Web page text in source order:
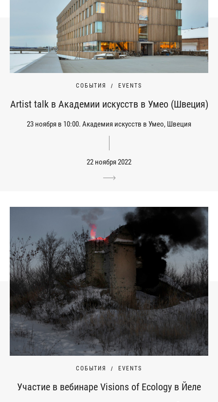
СОБЫТИЯ EVENTS
Artist talk в Академии искусств в Умео (Швеция)
23 ноября в 10:00. Академия искусств в Умео, Швеция
22 ноября 2022
СОБЫТИЯ EVENTS
Участие в вебинаре Visions of Ecology в Йеле